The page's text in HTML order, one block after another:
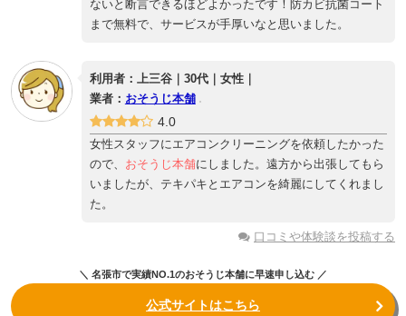
ないと断言できるほどよかったです！防カビ抗菌コート
まで無料で、サービスが手厚いなと思いました。
利用者：上三谷｜30代｜女性｜
業者： おそうじ本舗
4.0
女性スタッフにエアコンクリーニングを依頼したかった
ので、 おそうじ本舗にしました。遠方から出張してもら
いましたが、テキパキとエアコンを綺麗にしてくれまし
た。
口コミや体験談を投稿する
＼ 名張市で実績NO.1のおそうじ本舗に早速申し込む ／
公式サイトはこちら